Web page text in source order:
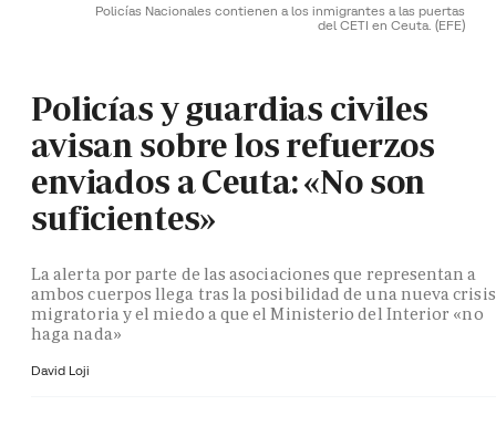
Policías Nacionales contienen a los inmigrantes a las puertas
del CETI en Ceuta. (EFE)
Policías y guardias civiles
avisan sobre los refuerzos
enviados a Ceuta: «No son
suficientes»
La alerta por parte de las asociaciones que representan a
ambos cuerpos llega tras la posibilidad de una nueva crisis
migratoria y el miedo a que el Ministerio del Interior «no
haga nada»
David Loji